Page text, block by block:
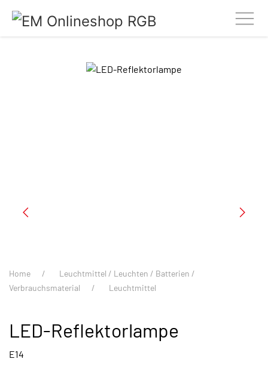
Home
Leuchtmittel / Leuchten / Batterien /
Verbrauchsmaterial
Leuchtmittel
LED-Reflektorlampe
E14